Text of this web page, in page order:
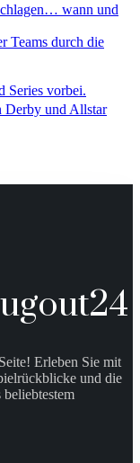
wann und
Teams durch die
Series vorbei.
Derby und Allstar
Erleben Sie mit
und die